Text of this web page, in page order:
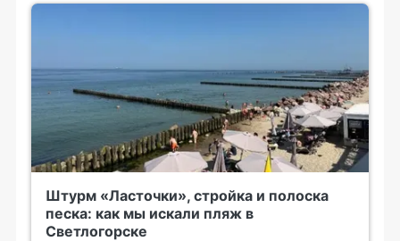
Штурм «Ласточки», стройка и полоска
песка: как мы искали пляж в
Светлогорске